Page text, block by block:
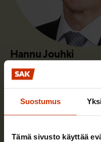
Suostumus
Tämä sivusto käyttää
Hannu Jouhki
Hannu Jouhki toimi